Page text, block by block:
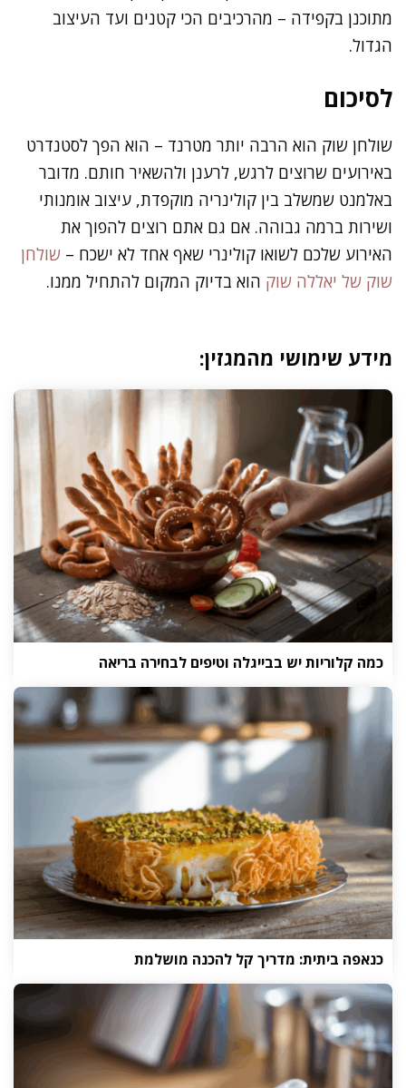
מתוכנן בקפידה – מהרכיבים הכי קטנים ועד העיצוב
הגדול.
לסיכום
שולחן שוק הוא הרבה יותר מטרנד – הוא הפך לסטנדרט
באירועים שרוצים לרגש, לרענן ולהשאיר חותם. מדובר
באלמנט שמשלב בין קולינריה מוקפדת, עיצוב אומנותי
ושירות ברמה גבוהה. אם גם אתם רוצים להפוך את
האירוע שלכם לשואו קולינרי שאף אחד לא ישכח – שולחן
שוק של יאללה שוק הוא בדיוק המקום להתחיל ממנו.
מידע שימושי מהמגזין:
כמה קלוריות יש בבייגלה וטיפים לבחירה בריאה
כנאפה ביתית: מדריך קל להכנה מושלמת